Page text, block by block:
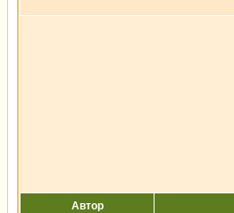
Автор